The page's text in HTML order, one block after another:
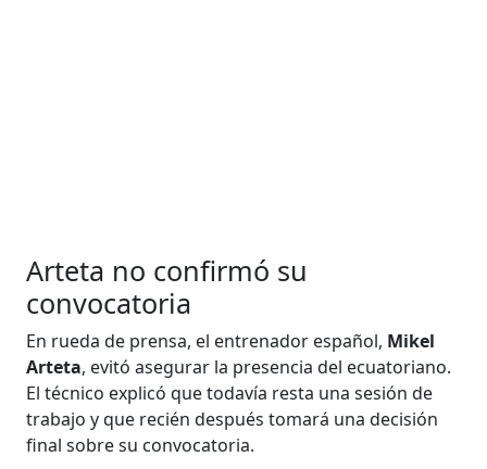
Arteta no confirmó su
convocatoria
En rueda de prensa, el entrenador español, Mikel
Arteta, evitó asegurar la presencia del ecuatoriano.
El técnico explicó que todavía resta una sesión de
trabajo y que recién después tomará una decisión
final sobre su convocatoria.